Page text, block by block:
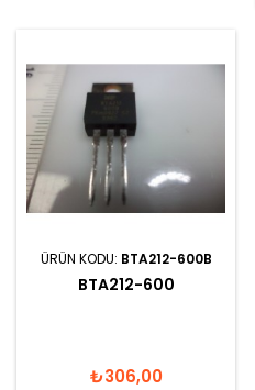
ÜRÜN KODU: BTA212-600B
BTA212-600
₺306,00